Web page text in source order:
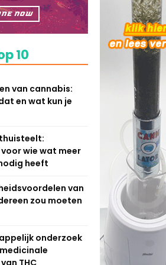
10
van cannabis:
en wat kun je
wie wat meer
heeft
van
zou moeten
onderzoek
THC